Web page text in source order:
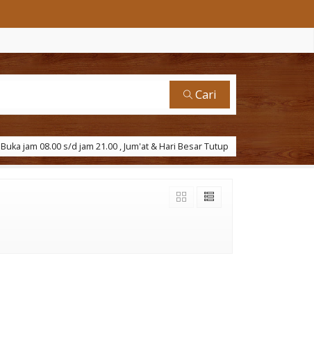
Cari
Buka jam 08.00 s/d jam 21.00 , Jum'at & Hari Besar Tutup